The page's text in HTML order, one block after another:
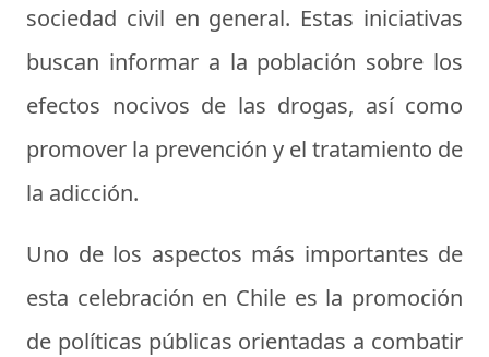
sociedad civil en general. Estas iniciativas
buscan informar a la población sobre los
efectos nocivos de las drogas, así como
promover la prevención y el tratamiento de
la adicción.
Uno de los aspectos más importantes de
esta celebración en Chile es la promoción
de políticas públicas orientadas a combatir